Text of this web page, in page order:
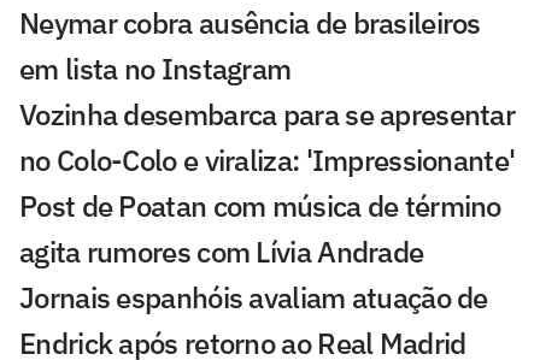
Neymar cobra ausência de brasileiros
em lista no Instagram
Vozinha desembarca para se apresentar
no Colo-Colo e viraliza: 'Impressionante'
Post de Poatan com música de término
agita rumores com Lívia Andrade
Jornais espanhóis avaliam atuação de
Endrick após retorno ao Real Madrid